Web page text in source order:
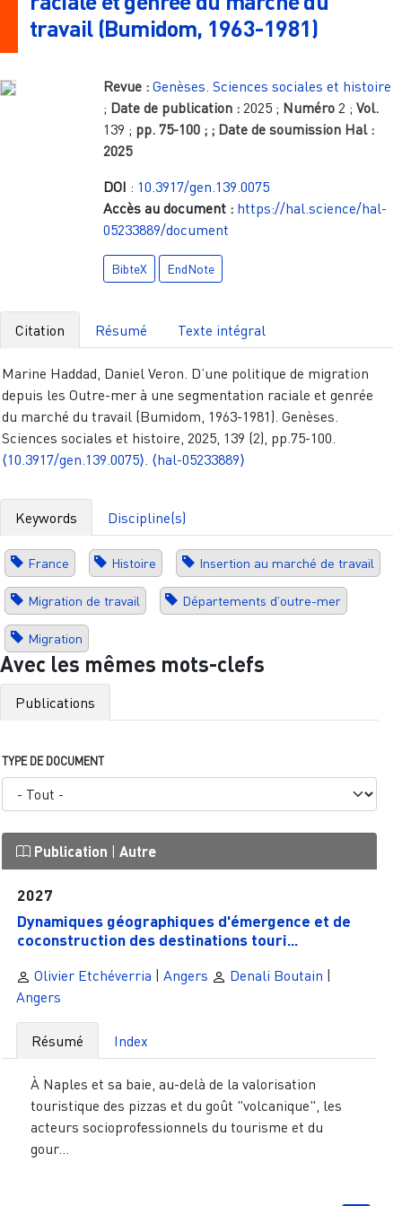
travail (Bumidom, 1963-1981)
Revue :Genèses. Sciences sociales et histoire
; Date de publication : 2025 ; Numéro 2 ;Vol.
139 ; pp.75-100 ; ; Date de soumission Hal :
2025
DOI : 10.3917/gen.139.0075
Accès au document : https://hal.science/hal-
05233889/document
BibteX EndNote
Citation Résumé Texte intégral
Marine Haddad, Daniel Veron. D’une politique de migration
depuis les Outre-mer à une segmentation raciale et genrée
du marché du travail (Bumidom, 1963-1981). Genèses.
Sciences sociales et histoire, 2025, 139 (2), pp.75-100.
⟨10.3917/gen.139.0075⟩ ⟨hal-05233889⟩
Keywords Discipline(s)
France Histoire Insertion au marché de travail
Migration de travail Départements d’outre-mer
Migration
Avec les mêmes mots-clefs
Publications
TYPE DE DOCUMENT
Publication | Autre
2027
Dynamiques géographiques d'émergence et de
coconstruction des destinations touri...
Olivier Etchéverria Angers Denali Boutain
Angers
Résumé Index
À Naples et sa baie, au-delà de la valorisation
touristique des pizzas et du goût "volcanique", les
acteurs socioprofessionnels du tourisme et du
gour...